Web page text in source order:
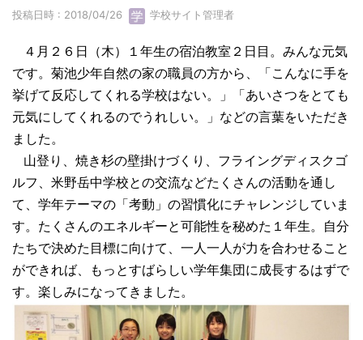
投稿日時 : 2018/04/26 学校サイト管理者
４月２６日（木）１年生の宿泊教室２日目。みんな元気
です。菊池少年自然の家の職員の方から、「こんなに手を
挙げて反応してくれる学校はない。」「あいさつをとても
元気にしてくれるのでうれしい。」などの言葉をいただき
ました。
山登り、焼き杉の壁掛けづくり、フライングディスクゴ
ルフ、米野岳中学校との交流などたくさんの活動を通し
て、学年テーマの「考動」の習慣化にチャレンジしていま
す。たくさんのエネルギーと可能性を秘めた１年生。自分
たちで決めた目標に向けて、一人一人が力を合わせること
ができれば、もっとすばらしい学年集団に成長するはずで
す。楽しみになってきました。